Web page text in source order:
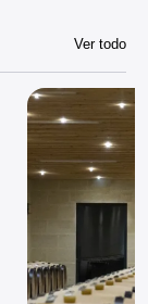
Ver todo